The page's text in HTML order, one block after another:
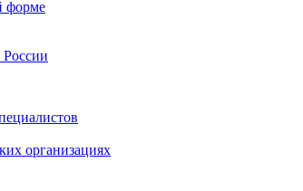
форме
России
организациях